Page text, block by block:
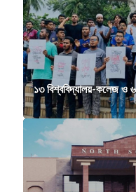
১৩ বিশ্ববিদ্যালয়-কলেজ ও ৬